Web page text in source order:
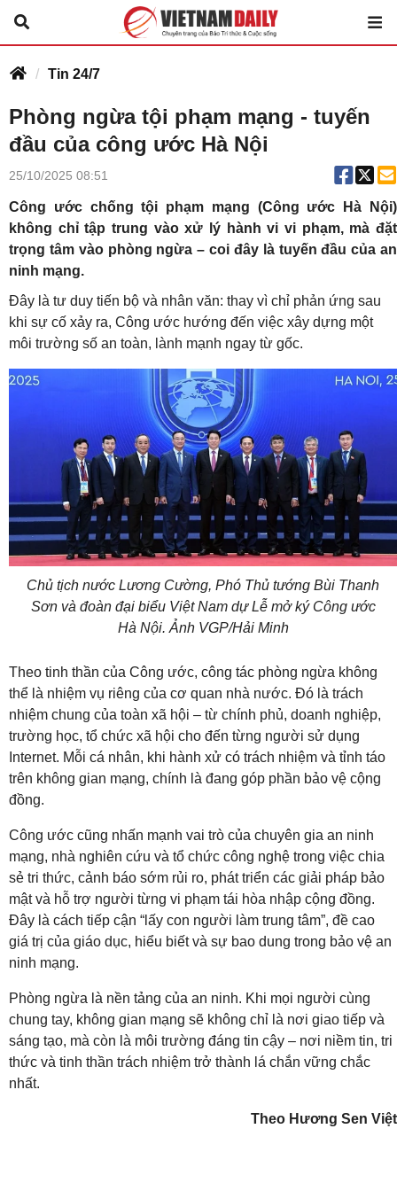
Tin 24/7
Phòng ngừa tội phạm mạng - tuyến
đầu của công ước Hà Nội
25/10/2025 08:51
Công ước chống tội phạm mạng (Công ước Hà Nội)
không chỉ tập trung vào xử lý hành vi vi phạm, mà đặt
trọng tâm vào phòng ngừa – coi đây là tuyến đầu của an
ninh mạng.
Đây là tư duy tiến bộ và nhân văn: thay vì chỉ phản ứng sau
khi sự cố xảy ra, Công ước hướng đến việc xây dựng một
môi trường số an toàn, lành mạnh ngay từ gốc.
Chủ tịch nước Lương Cường, Phó Thủ tướng Bùi Thanh
Sơn và đoàn đại biểu Việt Nam dự Lễ mở ký Công ước
Hà Nội. Ảnh VGP/Hải Minh
Theo tinh thần của Công ước, công tác phòng ngừa không
thể là nhiệm vụ riêng của cơ quan nhà nước. Đó là trách
nhiệm chung của toàn xã hội – từ chính phủ, doanh nghiệp,
trường học, tổ chức xã hội cho đến từng người sử dụng
Internet. Mỗi cá nhân, khi hành xử có trách nhiệm và tỉnh táo
trên không gian mạng, chính là đang góp phần bảo vệ cộng
đồng.
Công ước cũng nhấn mạnh vai trò của chuyên gia an ninh
mạng, nhà nghiên cứu và tổ chức công nghệ trong việc chia
sẻ tri thức, cảnh báo sớm rủi ro, phát triển các giải pháp bảo
mật và hỗ trợ người từng vi phạm tái hòa nhập cộng đồng.
Đây là cách tiếp cận “lấy con người làm trung tâm”, đề cao
giá trị của giáo dục, hiểu biết và sự bao dung trong bảo vệ an
ninh mạng.
Phòng ngừa là nền tảng của an ninh. Khi mọi người cùng
chung tay, không gian mạng sẽ không chỉ là nơi giao tiếp và
sáng tạo, mà còn là môi trường đáng tin cậy – nơi niềm tin, tri
thức và tinh thần trách nhiệm trở thành lá chắn vững chắc
nhất.
Theo Hương Sen Việt